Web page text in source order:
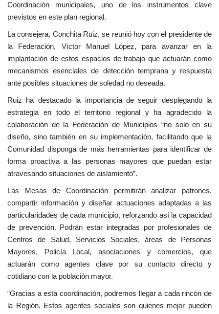
Coordinación municipales, uno de los instrumentos clave
previstos en este plan regional.
La consejera, Conchita Ruiz, se reunió hoy con el presidente de
la Federación, Víctor Manuel López, para avanzar en la
implantación de estos espacios de trabajo que actuarán como
mecanismos esenciales de detección temprana y respuesta
ante posibles situaciones de soledad no deseada.
Ruiz ha destacado la importancia de seguir desplegando la
estrategia en todo el territorio regional y ha agradecido la
colaboración de la Federación de Municipios “no solo en su
diseño, sino también en su implementación, facilitando que la
Comunidad disponga de más herramientas para identificar de
forma proactiva a las personas mayores que puedan estar
atravesando situaciones de aislamiento”.
Las Mesas de Coordinación permitirán analizar patrones,
compartir información y diseñar actuaciones adaptadas a las
particularidades de cada municipio, reforzando así la capacidad
de prevención. Podrán estar integradas por profesionales de
Centros de Salud, Servicios Sociales, áreas de Personas
Mayores, Policía Local, asociaciones y comercios, que
actuarán como agentes clave por su contacto directo y
cotidiano con la población mayor.
“Gracias a esta coordinación, podremos llegar a cada rincón de
la Región. Estos agentes sociales son quienes mejor pueden